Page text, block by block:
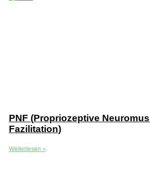
PNF (Propriozeptive
Fazilitation)
Weiterlesen »